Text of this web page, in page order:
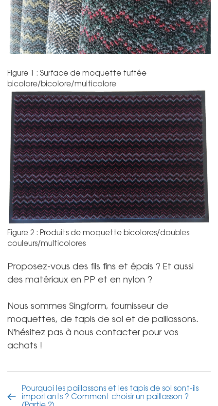
Figure 1 : Surface de moquette tuftée
bicolore/bicolore/multicolore
Figure 2 : Produits de moquette bicolores/doubles
couleurs/multicolores
Proposez-vous des fils fins et épais ? Et aussi
des matériaux en PP et en nylon ?
Nous sommes Singform, fournisseur de
moquettes, de tapis de sol et de paillassons.
N'hésitez pas à nous contacter pour vos
achats !
Pourquoi les paillassons et les tapis de sol sont-ils
importants ? Comment choisir un paillasson ?